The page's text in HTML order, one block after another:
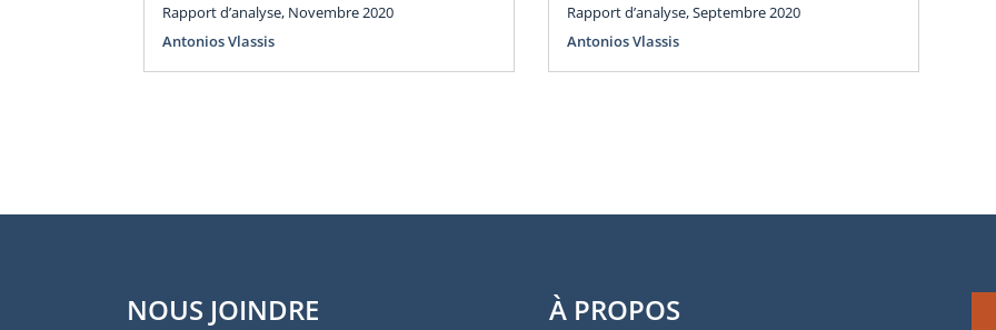
Rapport d’analyse, Novembre 2020
Antonios Vlassis
Rapport d’analyse, Septembre 2020
Antonios Vlassis
NOUS JOINDRE À PROPOS